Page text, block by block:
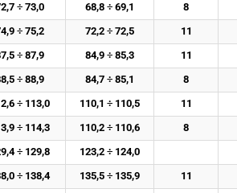
÷ 73,0
68,8 ÷ 69,1 8
÷ 75,2
72,2 ÷ 72,5 11
÷ 87,9
84,9 ÷ 85,3 11
÷ 88,9
84,7 ÷ 85,1 8
÷ 113,0
110,1 ÷ 110,5 11
÷ 114,3
110,2 ÷ 110,6 8
÷ 129,8
123,2 ÷ 124,0
÷ 138,4
135,5 ÷ 135,9 11